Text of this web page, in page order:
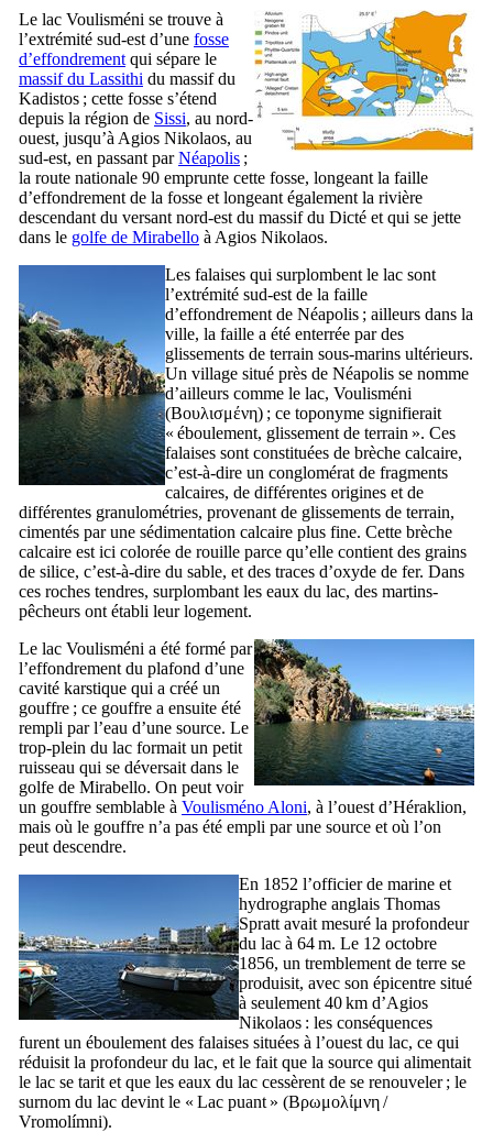
Le lac Voulisméni se trouve à
l’extrémité sud-est d’une fosse
d’effondrement qui sépare le
massif du Lassithi du massif du
Kadistos ; cette fosse s’étend
depuis la région de Sissi, au nord-
ouest, jusqu’à Agios Nikolaos, au
sud-est, en passant parNéapolis ;
la route nationale 90 emprunte cette fosse, longeant la faille
d’effondrement de la fosse et longeant également la rivière
descendant du versant nord-est du massif du Dicté et qui se jette
dans le golfe de Mirabello à Agios Nikolaos.
Les falaises qui surplombent le lac sont
l’extrémité sud-est de la faille
d’effondrement de Néapolis ; ailleurs dans la
ville, la faille a été enterrée par des
glissements de terrain sous-marins ultérieurs.
Un village situé près de Néapolis se nomme
d’ailleurs comme le lac, Voulisméni
(Βουλισμένη) ; ce toponyme signifierait
« éboulement, glissement de terrain ». Ces
falaises sont constituées de brèche calcaire,
c’est-à-dire un conglomérat de fragments
calcaires, de différentes origines et de
différentes granulométries, provenant de glissements de terrain,
cimentés par une sédimentation calcaire plus fine. Cette brèche
calcaire est ici colorée de rouille parce qu’elle contient des grains
de silice, c’est-à-dire du sable, et des traces d’oxyde de fer. Dans
ces roches tendres, surplombant les eaux du lac, des martins-
pêcheurs ont établi leur logement.
Le lac Voulisméni a été formé par
l’effondrement du plafond d’une
cavité karstique qui a créé un
gouffre ; ce gouffre a ensuite été
rempli par l’eau d’une source. Le
trop-plein du lac formait un petit
ruisseau qui se déversait dans le
golfe de Mirabello. On peut voir
un gouffre semblable à Voulisméno Aloni, à l’ouest d’Héraklion,
mais où le gouffre n’a pas été empli par une source et où l’on
peut descendre.
En 1852 l’officier de marine et
hydrographe anglais Thomas
Spratt avait mesuré la profondeur
du lac à 64 m. Le 12 octobre
1856, un tremblement de terre se
produisit, avec son épicentre situé
à seulement 40 km d’Agios
Nikolaos : les conséquences
furent un éboulement des falaises situées à l’ouest du lac, ce qui
réduisit la profondeur du lac, et le fait que la source qui alimentait
le lac se tarit et que les eaux du lac cessèrent de se renouveler ; le
surnom du lac devint le « Lac puant » (Βρωμολίμνη/
Vromolímni).